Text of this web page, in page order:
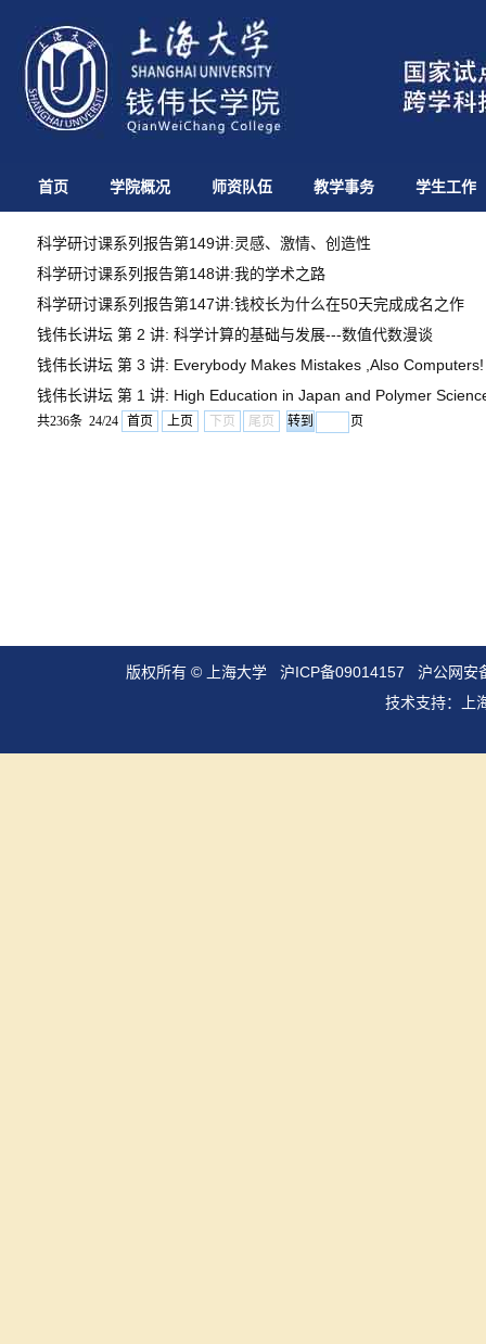
首页 学院概况 师资队伍 教学事务 学生工作
科学研讨课系列报告第149讲:灵感、激情、创造性
科学研讨课系列报告第148讲:我的学术之路
科学研讨课系列报告第147讲:钱校长为什么在50天完成成名之作
钱伟长讲坛 第 2 讲: 科学计算的基础与发展---数值代数漫谈
钱伟长讲坛 第 3 讲: Everybody Makes Mistakes ,Also Computers!
钱伟长讲坛 第 1 讲: High Education in Japan and Polymer
共236条 24/24 首页 上页 下页 尾页 页
版权所有 ©上海大学 沪ICP备09014157
沪公网安
技术支持：